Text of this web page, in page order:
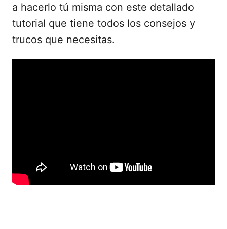
a hacerlo tú misma con este detallado
tutorial que tiene todos los consejos y
trucos que necesitas.